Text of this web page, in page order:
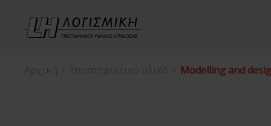
Modelling and